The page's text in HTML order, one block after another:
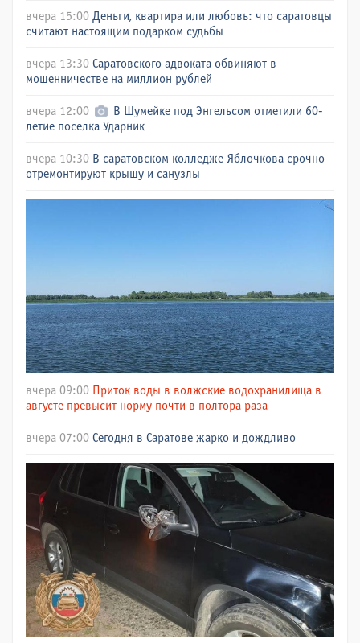
вчера 15:00 Деньги, квартира или любовь: что саратовцы
считают настоящим подарком судьбы
вчера 13:30 Саратовского адвоката обвиняют в
мошенничестве на миллион рублей
вчера 12:00
В Шумейке под Энгельсом отметили 60-
летие поселка Ударник
вчера 10:30 В саратовском колледже Яблочкова срочно
отремонтируют крышу и санузлы
вчера 09:00 Приток воды в волжские водохранилища в
августе превысит норму почти в полтора раза
вчера 07:00 Сегодня в Саратове жарко и дождливо